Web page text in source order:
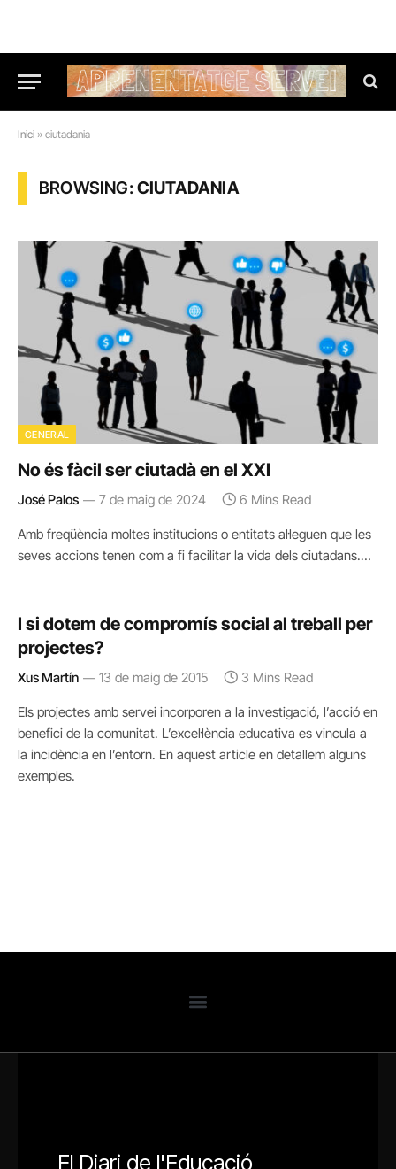
Inici » ciutadania
BROWSING:CIUTADANIA
GENERAL
No és fàcil ser ciutadà en el XXI
José Palos 7 de maig de 2024 6 Mins Read
Amb freqüència moltes institucions o entitats al·leguen que les
seves accions tenen com a fi facilitar la vida dels ciutadans.…
I si dotem de compromís social al treball per
projectes?
Xus Martín 13 de maig de 2015 3 Mins Read
Els projectes amb servei incorporen a la investigació, l’acció en
benefici de la comunitat. L’excel·lència educativa es vincula a
la incidència en l’entorn. En aquest article en detallem alguns
exemples.